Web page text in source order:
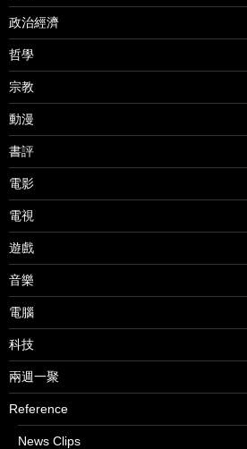
政治經濟
哲學
宗教
動漫
書評
電影
電視
遊戲
音樂
電腦
科技
兩週一聚
Reference
News Clips